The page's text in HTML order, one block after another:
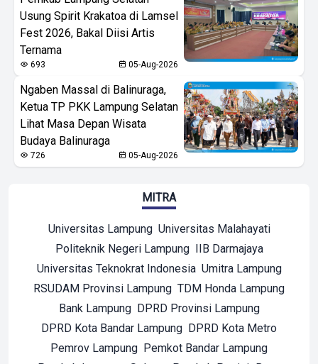
Usung Spirit Krakatoa di Lamsel
Fest 2026, Bakal Diisi Artis
Ternama
693 05-Aug-2026
Ngaben Massal di Balinuraga,
Ketua TP PKK Lampung Selatan
Lihat Masa Depan Wisata
Budaya Balinuraga
726 05-Aug-2026
MITRA
Universitas Lampung Universitas Malahayati
Politeknik Negeri Lampung IIB Darmajaya
Universitas Teknokrat Indonesia Umitra Lampung
RSUDAM Provinsi Lampung TDM Honda Lampung
Bank Lampung DPRD Provinsi Lampung
DPRD Kota Bandar Lampung DPRD Kota Metro
Pemrov Lampung Pemkot Bandar Lampung